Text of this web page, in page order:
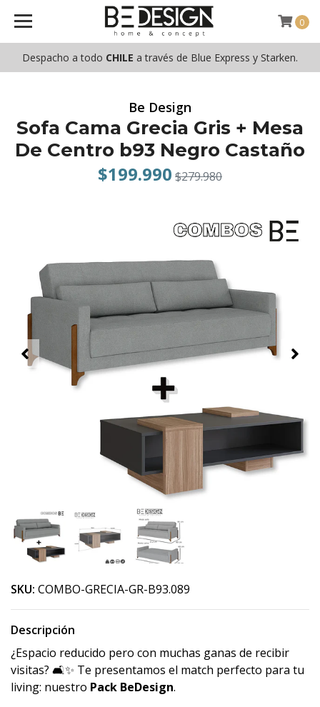
Despacho a todo CHILE a través de Blue Express y Starken.
0
Be Design
Sofa Cama Grecia Gris + Mesa
De Centro b93 Negro Castaño
$199.990 $279.980
SKU: COMBO-GRECIA-GR-B93.089
Descripción
¿Espacio reducido pero con muchas ganas de recibir
visitas? 🛋️✨ Te presentamos el match perfecto para tu
living: nuestro Pack BeDesign.